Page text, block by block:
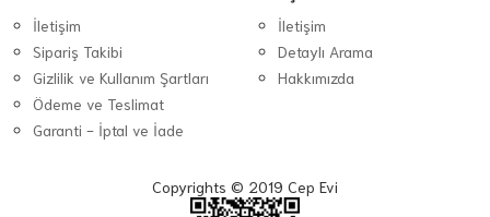
İletişim
Sipariş Takibi
Gizlilik ve Kullanım Şartları
Ödeme ve Teslimat
Garanti - İptal ve İade
İletişim
Detaylı Arama
Hakkımızda
Copyrights © 2019 Cep Evi